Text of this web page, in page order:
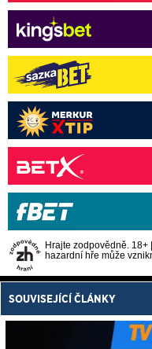
Hrajte zodpovědně. 18+
hazardní hře může
SOUVISEJÍCÍ ČLÁNKY